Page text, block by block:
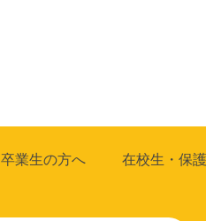
卒業生の方へ 在校生・保